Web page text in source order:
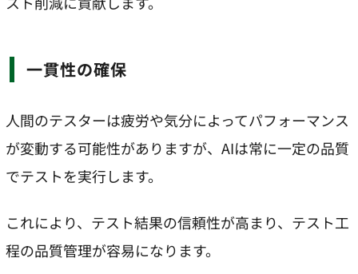
一貫性の確保
人間のテスターは疲労や気分によってパフォーマンス
が変動する可能性がありますが、AIは常に一定の品質
でテストを実行します。
これにより、テスト結果の信頼性が高まり、テスト工
程の品質管理が容易になります。